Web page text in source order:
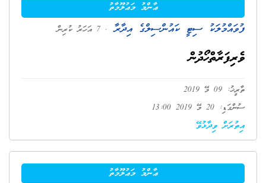
ޢާންމު މަޢުލޫމާތު
ފުވައްމުލަކު ސިޓީ ކައުންސިލްގެ އިދާރާ . 7 އަހަރު ކުރިން
ވެރިފަރާތްހޯދުން
ތާރީޚު: 09 މޭ 2019
ސުންގަޑި: 20 މޭ 2019 13:00
އިތުރަށް ވިދާޅުވޭ
ޢާންމު މަޢުލޫމާތު